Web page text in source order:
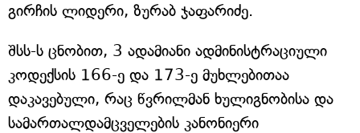
გირჩის ლიდერი, ზურაბ ჯაფარიძე.
შსს-ს ცნობით, 3 ადამიანი ადმინისტრაციული
კოდექსის 166-ე და 173-ე მუხლებითაა
დაკავებული, რაც წვრილმან ხულიგნობისა და
სამართალდამცველების კანონიერი